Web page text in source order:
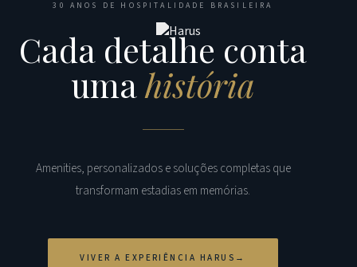
30 ANOS DE HOSPITALIDADE BRASILEIRA
Cada detalhe conta
umahistória
Amenities, personalizados e soluções completas que
transformam estadias em memórias.
VIVER A EXPERIÊNCIA HARUS